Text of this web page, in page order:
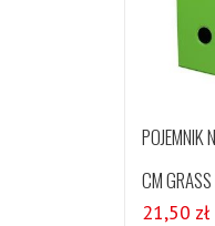
POJEMNIK
CM GRASS
21,50 zł